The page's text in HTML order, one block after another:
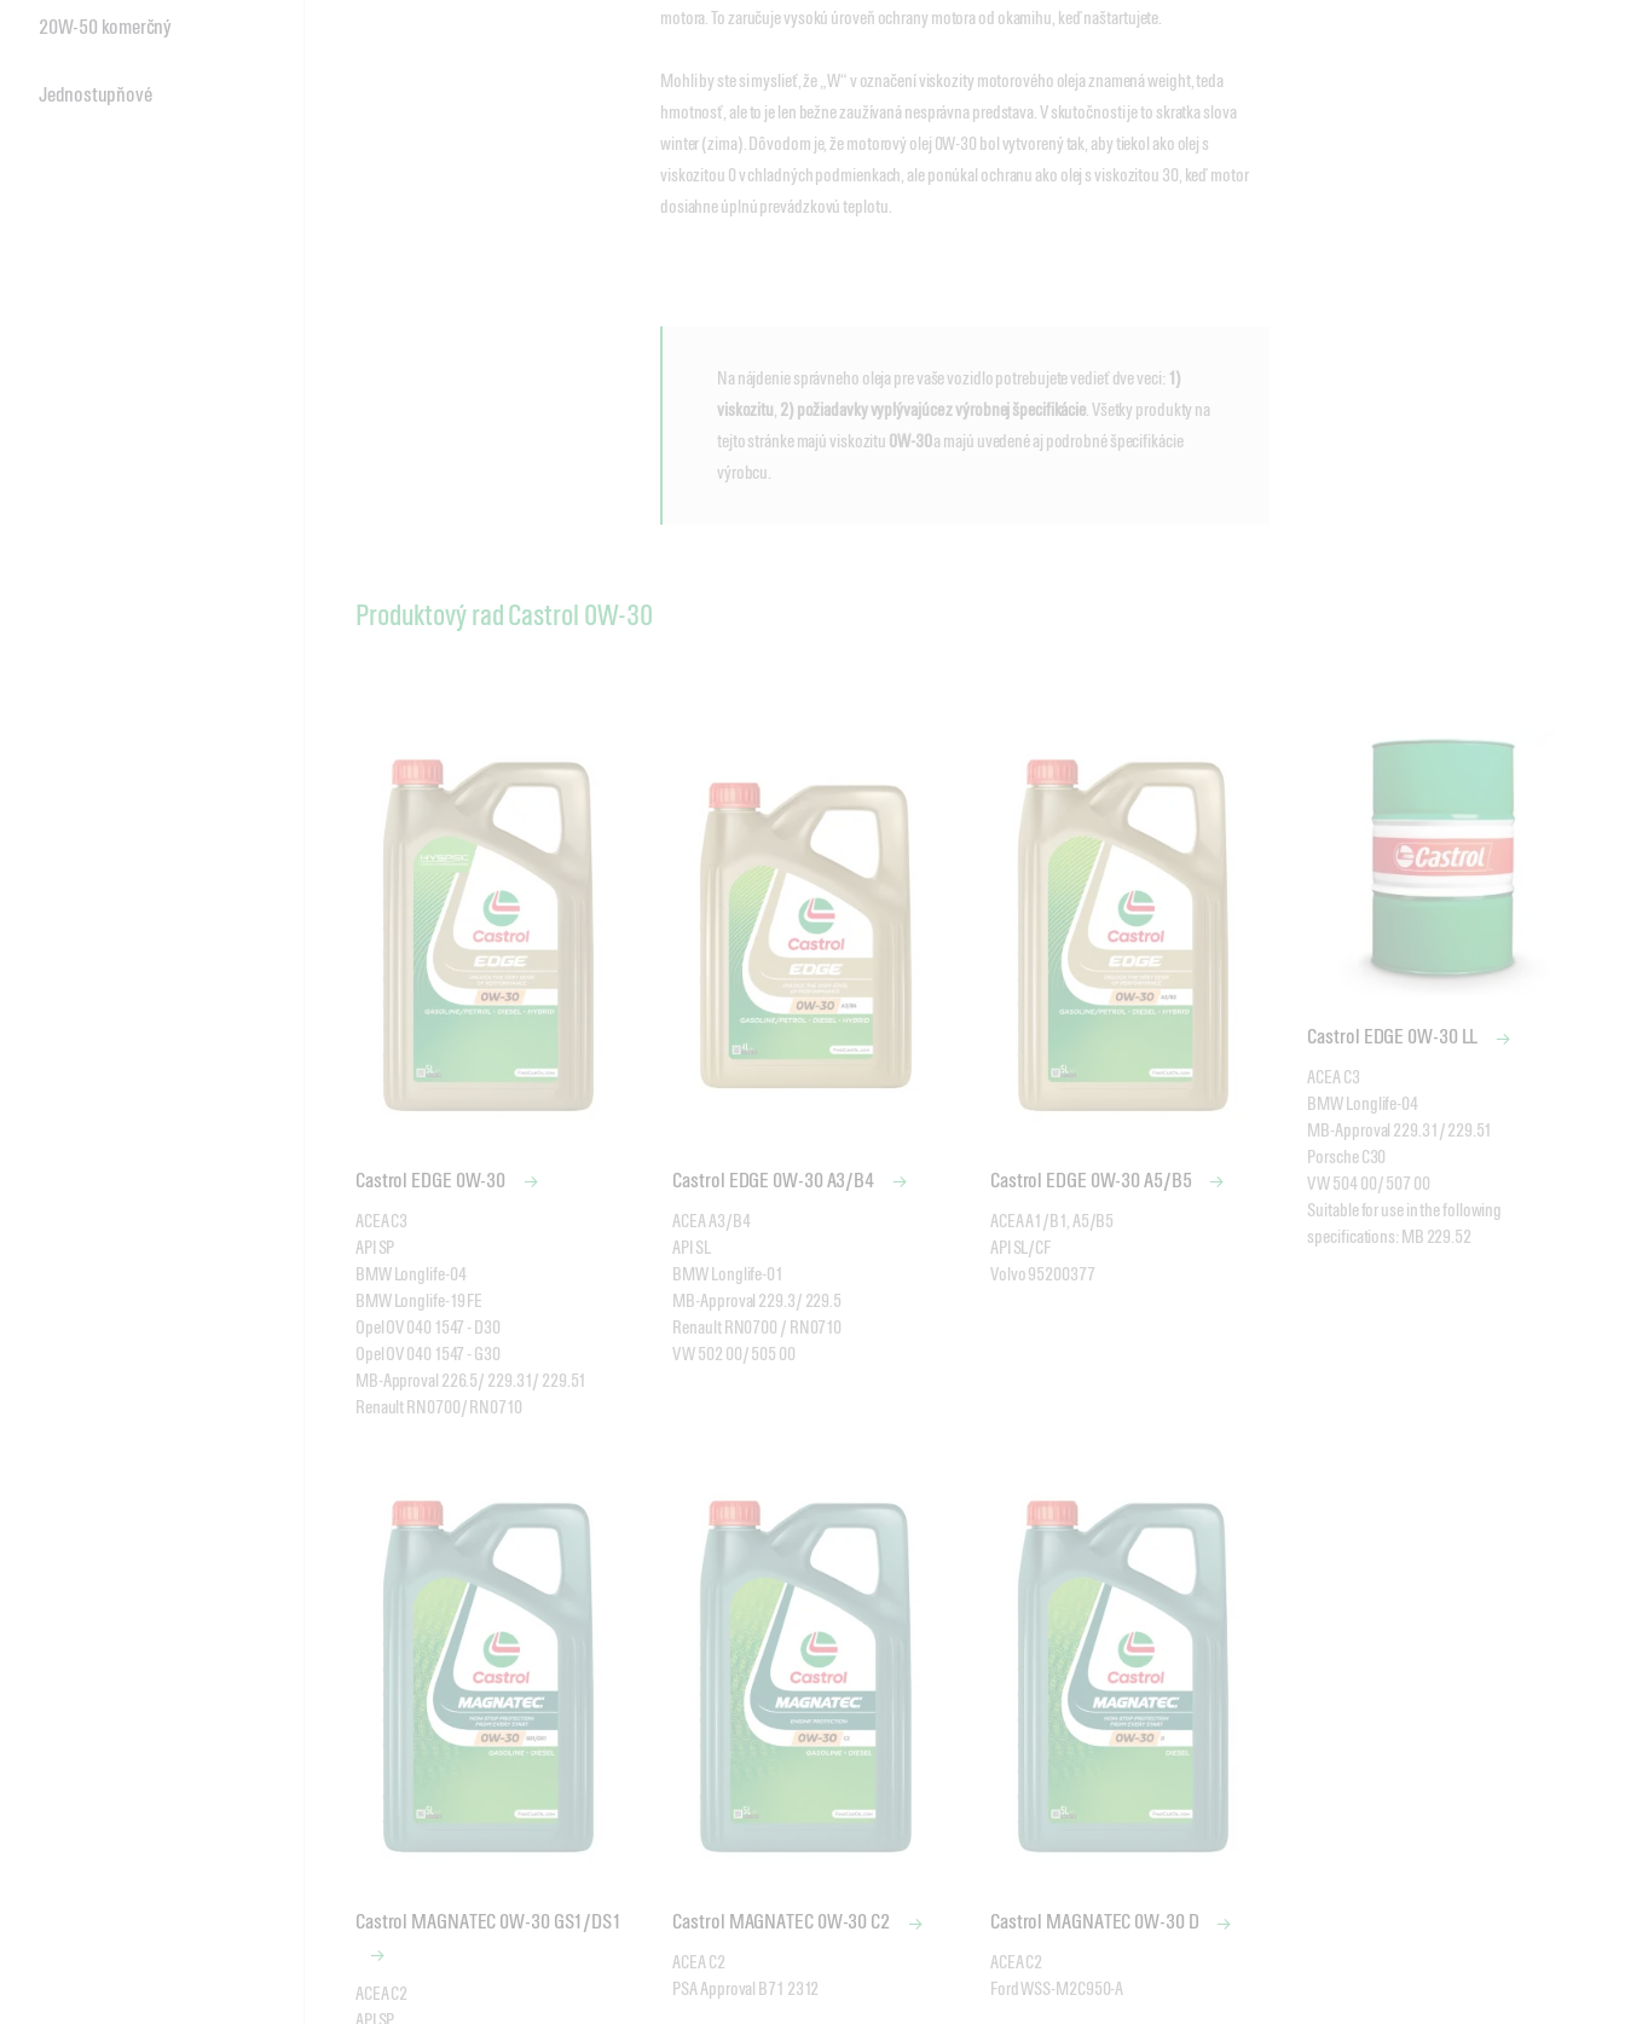
20W-50 komerčný
Jednostupňové
motora. To zaručuje vysokú úroveň ochrany motora od okamihu, keď naštartujete.
Mohli by ste si myslieť, že „W“ v označení viskozity motorového oleja znamená weight, teda
hmotnosť, ale to je len bežne zaužívaná nesprávna predstava. V skutočnosti je to skratka slova
winter (zima). Dôvodom je, že motorový olej 0W-30 bol vytvorený tak, aby tiekol ako olej s
viskozitou 0 v chladných podmienkach, ale ponúkal ochranu ako olej s viskozitou 30, keď motor
dosiahne úplnú prevádzkovú teplotu.
Na nájdenie správneho oleja pre vaše vozidlo potrebujete vedieť dve veci: 1)
viskozitu 2) požiadavky vyplývajúce z výrobnej špecifikácie . Všetky produkty na
tejto stránke majú viskozitu 0W-30a majú uvedené aj podrobné špecifikácie
výrobcu.
Produktový rad Castrol 0W-30
Castrol EDGE 0W-30
ACEA C3
API SP
BMW Longlife-04
BMW Longlife-19 FE
Opel OV 040 1547 - D30
Opel OV 040 1547 - G30
MB-Approval 226.5/ 229.31/ 229.51
Renault RN0700/ RN0710
Castrol EDGE 0W-30 A3/B4
ACEA A3/B4
API SL
BMW Longlife-01
MB-Approval 229.3/ 229.5
Renault RN0700 / RN0710
VW 502 00/ 505 00
Castrol EDGE 0W-30 A5/B5
ACEA A1/B1, A5/B5
API SL/CF
Castrol EDGE 0W-30 LL
ACEA C3
BMW Longlife-04
MB-Approval 229.31/ 229.51
Porsche C30
VW 504 00/ 507 00
Suitable for use in the following
specifications: MB 229.52
Castrol MAGNATEC 0W-30 GS1/DS1
ACEA C2
API SP
Castrol MAGNATEC 0W-30 C2
ACEA C2
PSA Approval B71 2312
Castrol MAGNATEC 0W-30 D
ACEA C2
Ford WSS-M2C950-A